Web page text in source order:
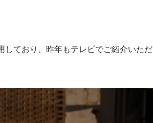
しており、昨年もテレビでご紹介いただ